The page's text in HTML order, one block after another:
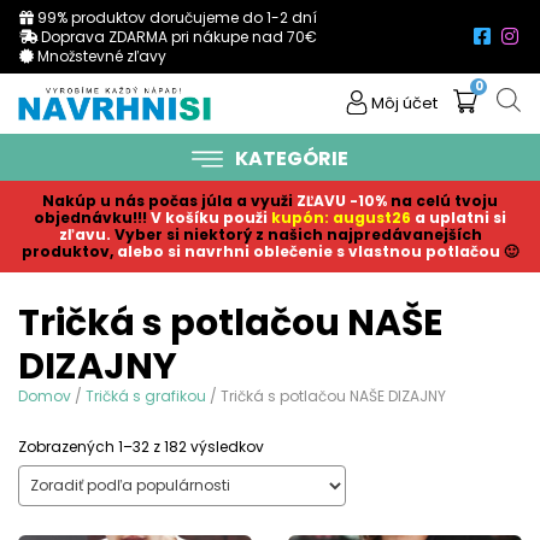
99% produktov doručujeme do 1-2 dní
Doprava ZDARMA pri nákupe nad 70€
Množstevné zľavy
Môj účet
0
KATEGÓRIE
Nakúp u nás počas júla a využi ZĽAVU -10% na celú tvoju
objednávku!!! V košíku použi kupón: august26 a uplatni si
zľavu. Vyber si niektorý z našich najpredávanejších
produktov, alebo si navrhni oblečenie s vlastnou potlačou 🙂
Tričká s potlačou NAŠE
DIZAJNY
Domov / Tričká s grafikou / Tričká s potlačou NAŠE DIZAJNY
Zobrazených 1–32 z 182 výsledkovSorted
by
popularity